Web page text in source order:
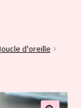
menu
Ouvrir
enfant
le
d'oreille